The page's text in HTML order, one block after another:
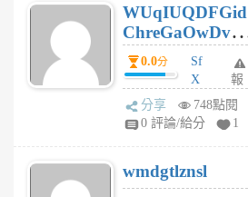
個
月
前
WUqIUQDFGid
ChreGaOwDv
dY0.0分
Sf
X
Pe
Jc
R
P
報
分享
748點閱
0 評論/給分
1
wmdgtlznsl